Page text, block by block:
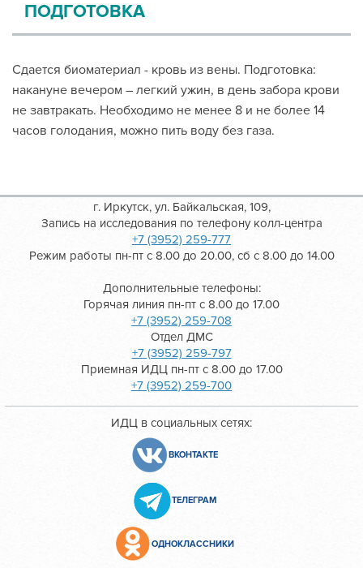
ПОДГОТОВКА
Сдается биоматериал - кровь из вены. Подготовка:
накануне вечером – легкий ужин, в день забора крови
не завтракать. Необходимо не менее 8 и не более 14
часов голодания, можно пить воду без газа.
г. Иркутск, ул. Байкальская, 109,
Запись на исследования по телефону колл-центра
+7 (3952) 259-777
Режим работы пн-пт с 8.00 до 20.00, сб с 8.00 до 14.00
Дополнительные телефоны:
Горячая линия пн-пт с 8.00 до 17.00
+7 (3952) 259-708
Отдел ДМС
+7 (3952) 259-797
Приемная ИДЦ пн-пт с 8.00 до 17.00
+7 (3952) 259-700
ИДЦ в социальных сетях:
ВКОНТАКТЕ
ТЕЛЕГРАМ
ОДНОКЛАССНИКИ